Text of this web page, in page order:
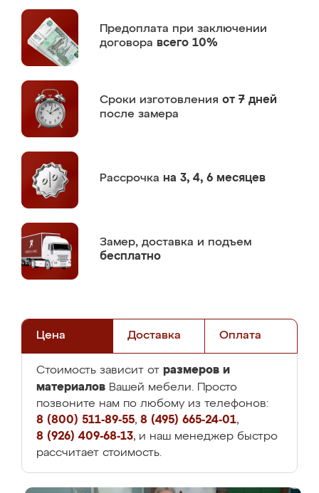
Предоплата при заключении
договора всего 10%
Сроки изготовления от 7 дней
после замера
Рассрочка на 3, 4, 6 месяцев
Замер, доставка и подъем
бесплатно
Цена Доставка Оплата
Стоимость зависит от размеров и
материалов Вашей мебели. Просто
позвоните нам по любому из телефонов:
8 (800) 511-89-55, 8 (495) 665-24-01,
8 (926) 409-68-13, и наш менеджер быстро
рассчитает стоимость.